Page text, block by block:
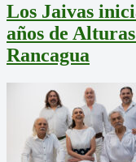
Los Jaivas
años de
Rancagua